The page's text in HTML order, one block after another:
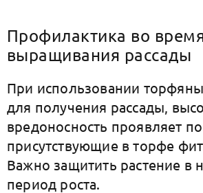
Профилактика во
выращивания рассады
При использовании
для получения рассады,
вредоносность проявляет
присутствующие в торфе
Важно защитить растение в
период роста.